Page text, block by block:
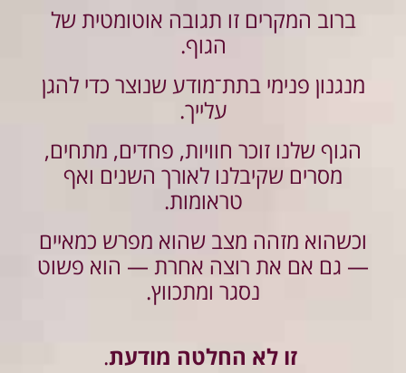
ברוב המקרים זו תגובה אוטומטית של
הגוף.
מנגנון פנימי בתת־מודע שנוצר כדי להגן
עלייך.
הגוף שלנו זוכר חוויות, פחדים, מתחים,
מסרים שקיבלנו לאורך השנים ואף
טראומות.
וכשהוא מזהה מצב שהוא מפרש כמאיים
— גם אם את רוצה אחרת — הוא פשוט
נסגר ומתכווץ.
זו לא החלטה מודעת.